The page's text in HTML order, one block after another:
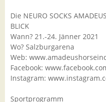
Die NEURO SOCKS
BLICK
Wann? 21.-24. Jänner 2021
Wo? Salzburgarena
Web:
Facebook:
Instagram:
Sportprogramm